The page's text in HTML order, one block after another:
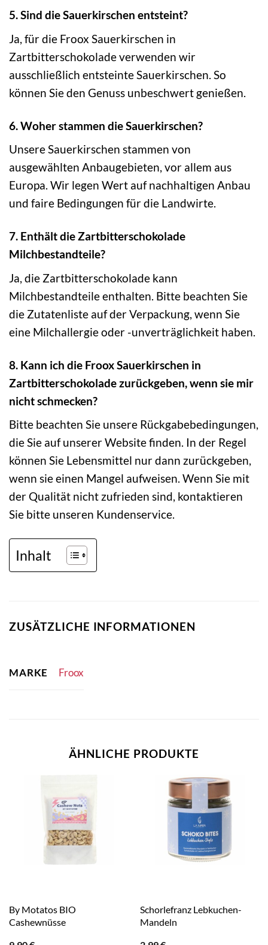
5. Sind die Sauerkirschen entsteint?
Ja, für die Froox Sauerkirschen in
Zartbitterschokolade verwenden wir
ausschließlich entsteinte Sauerkirschen. So
können Sie den Genuss unbeschwert genießen.
6. Woher stammen die Sauerkirschen?
Unsere Sauerkirschen stammen von
ausgewählten Anbaugebieten, vor allem aus
Europa. Wir legen Wert auf nachhaltigen Anbau
und faire Bedingungen für die Landwirte.
7. Enthält die Zartbitterschokolade
Milchbestandteile?
Ja, die Zartbitterschokolade kann
Milchbestandteile enthalten. Bitte beachten Sie
die Zutatenliste auf der Verpackung, wenn Sie
eine Milchallergie oder -unverträglichkeit haben.
8. Kann ich die Froox Sauerkirschen in
Zartbitterschokolade zurückgeben, wenn sie mir
nicht schmecken?
Bitte beachten Sie unsere Rückgabebedingungen,
die Sie auf unserer Website finden. In der Regel
können Sie Lebensmittel nur dann zurückgeben,
wenn sie einen Mangel aufweisen. Wenn Sie mit
der Qualität nicht zufrieden sind, kontaktieren
Sie bitte unseren Kundenservice.
Inhalt
ZUSÄTZLICHE INFORMATIONEN
MARKE Froox
ÄHNLICHE PRODUKTE
By Motatos BIO
Cashewnüsse
Schorlefranz Lebkuchen-
Mandeln